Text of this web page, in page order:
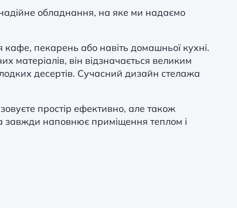
надійне обладнання, на яке ми надаємо
пекарень або навіть домашньої кухні.
матеріалів, він відзначається великим
десертів. Сучасний дизайн стелажа
простір ефективно, але також
завжди наповнює приміщення теплом і